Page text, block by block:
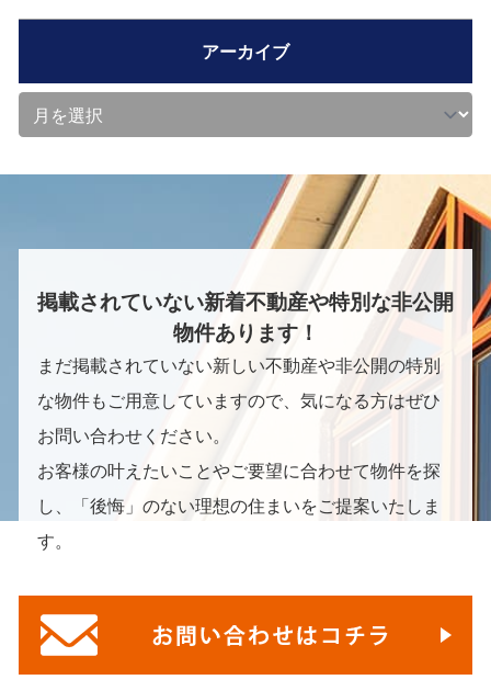
アーカイブ
掲載されていない新着不動産や特別な非公開
物件あります！
まだ掲載されていない新しい不動産や非公開の特別
な物件もご用意していますので、気になる方はぜひ
お問い合わせください。
お客様の叶えたいことやご要望に合わせて物件を探
し、「後悔」のない理想の住まいをご提案いたしま
す。